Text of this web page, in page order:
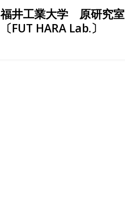
福井工業大学 原研究室
〔FUT HARA Lab.〕